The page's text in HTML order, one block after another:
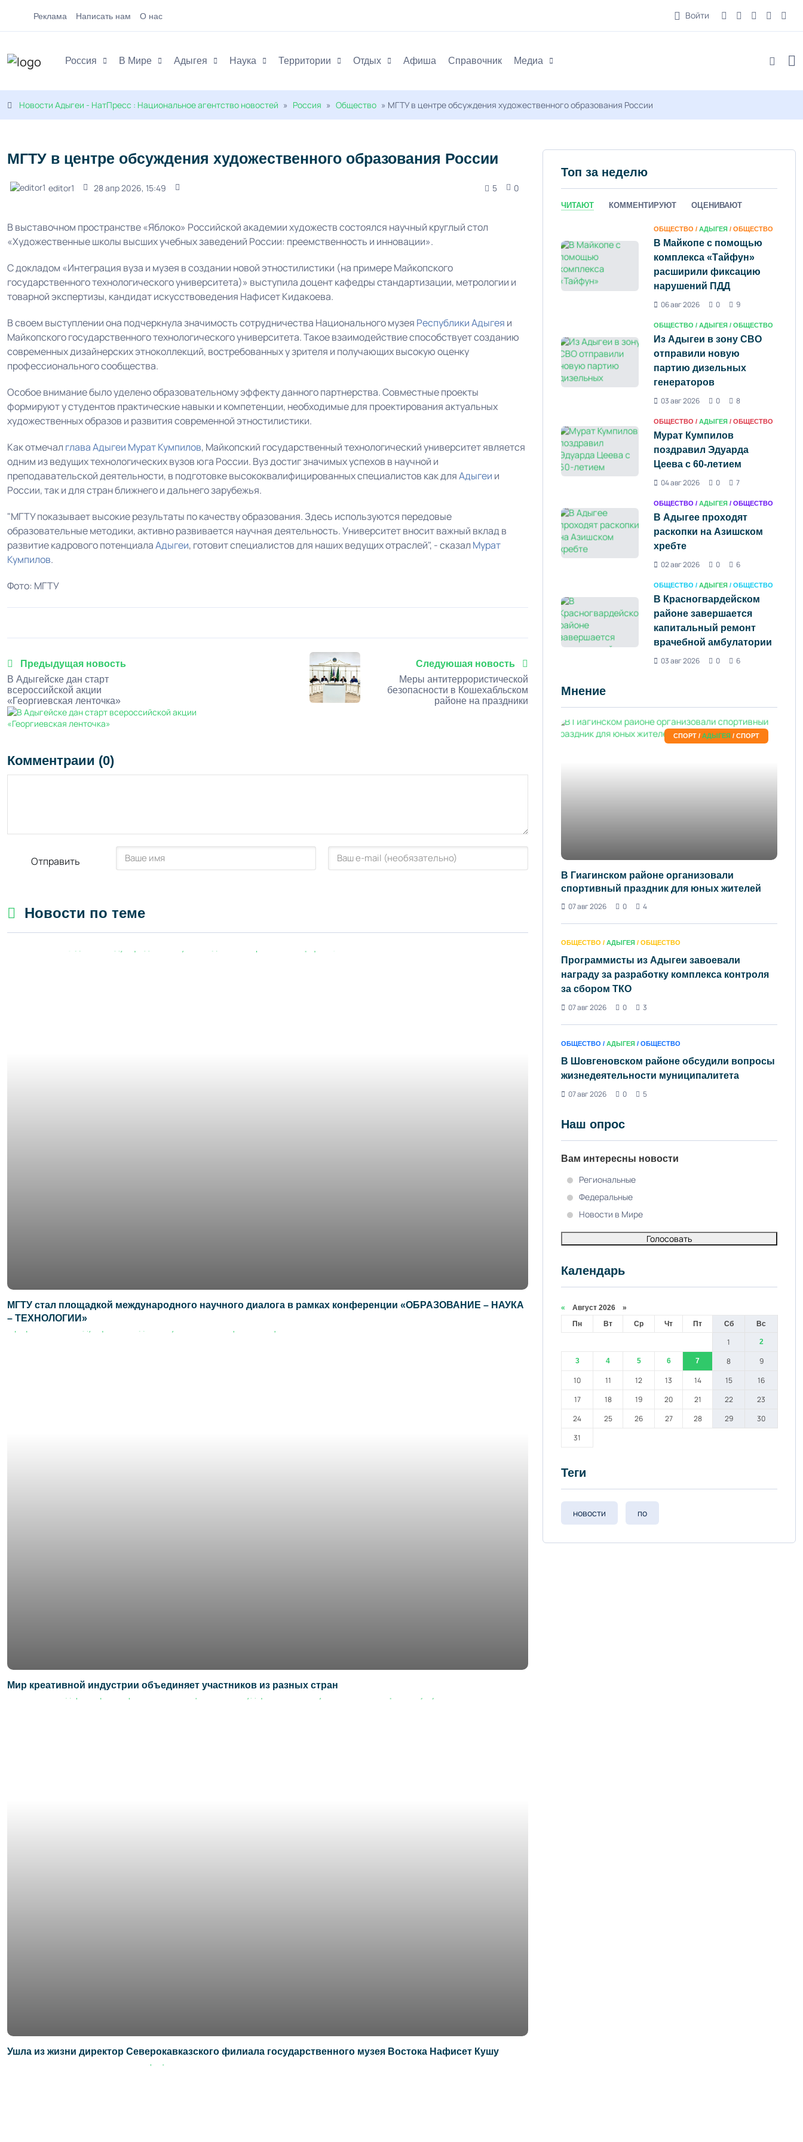
Реклама Написать нам О нас Войти
Россия В Мире Адыгея Наука Территории Отдых Афиша Справочник Медиа
Новости Адыгеи - НатПресс : Национальное агентство новостей » Россия » Общество » МГТУ в центре обсуждения художественного образования России
МГТУ в центре обсуждения художественного образования России
editor1 28 апр 2026, 15:49 5 0
В выставочном пространстве «Яблоко» Российской академии художеств состоялся научный круглый стол
«Художественные школы высших учебных заведений России: преемственность и инновации».
С докладом «Интеграция вуза и музея в создании новой этностилистики (на примере Майкопского
государственного технологического университета)» выступила доцент кафедры стандартизации, метрологии и
товарной экспертизы, кандидат искусствоведения Нафисет Кидакоева.
В своем выступлении она подчеркнула значимость сотрудничества Национального музея Республики Адыгея и
Майкопского государственного технологического университета. Такое взаимодействие способствует созданию
современных дизайнерских этноколлекций, востребованных у зрителя и получающих высокую оценку
профессионального сообщества.
Особое внимание было уделено образовательному эффекту данного партнерства. Совместные проекты
формируют у студентов практические навыки и компетенции, необходимые для проектирования актуальных
художественных образов и развития современной этностилистики.
Как отмечал глава Адыгеи Мурат Кумпилов, Майкопский государственный технологический университет является
одним из ведущих технологических вузов юга России. Вуз достиг значимых успехов в научной и
преподавательской деятельности, в подготовке высококвалифицированных специалистов как дляАдыгеи и
России, так и для стран ближнего и дальнего зарубежья.
"МГТУ показывает высокие результаты по качеству образования. Здесь используются передовые
образовательные методики, активно развивается научная деятельность. Университет вносит важный вклад в
развитие кадрового потенциалаАдыгеи, готовит специалистов для наших ведущих отраслей", - сказал Мурат
Кумпилов.
Фото: МГТУ
Предыдущая новость
В Адыгейске дан старт
всероссийской акции
«Георгиевская ленточка»
Следуюшая новость
Меры антитеррористической
безопасности в Кошехабльском
районе на праздники
Комментраии (0)
Отправить
Новости по теме
МГТУ стал площадкой международного научного диалога в рамках конференции «ОБРАЗОВАНИЕ – НАУКА
– ТЕХНОЛОГИИ»
Мир креативной индустрии объединяет участников из разных стран
Ушла из жизни директор Северокавказского филиала государственного музея Востока Нафисет Кушу
Топ за неделю
ЧИТАЮТ КОММЕНТИРУЮТ ОЦЕНИВАЮТ
ОБЩЕСТВО / АДЫГЕЯ / ОБЩЕСТВО
В Майкопе с помощью
комплекса «Тайфун»
расширили фиксацию
нарушений ПДД
06 авг 2026
0 9
ОБЩЕСТВО / АДЫГЕЯ / ОБЩЕСТВО
Из Адыгеи в зону СВО
отправили новую
партию дизельных
генераторов
03 авг 2026
0 8
ОБЩЕСТВО / АДЫГЕЯ / ОБЩЕСТВО
Мурат Кумпилов
поздравил Эдуарда
Цеева с 60-летием
04 авг 2026
0 7
ОБЩЕСТВО / АДЫГЕЯ / ОБЩЕСТВО
В Адыгее проходят
раскопки на Азишском
хребте
02 авг 2026
0 6
ОБЩЕСТВО / АДЫГЕЯ / ОБЩЕСТВО
В Красногвардейском
районе завершается
капитальный ремонт
врачебной амбулатории
03 авг 2026
0 6
Мнение
СПОРТ / АДЫГЕЯ / СПОРТ
В Гиагинском районе организовали
спортивный праздник для юных жителей
07 авг 2026
0 4
ОБЩЕСТВО / АДЫГЕЯ / ОБЩЕСТВО
Программисты из Адыгеи завоевали
награду за разработку комплекса контроля
за сбором ТКО
07 авг 2026
0 3
ОБЩЕСТВО / АДЫГЕЯ / ОБЩЕСТВО
В Шовгеновском районе обсудили вопросы
жизнедеятельности муниципалитета
07 авг 2026
0 5
Наш опрос
Вам интересны новости
Региональные
Федеральные
Новости в Мире
Голосовать
Календарь
« Август 2026 »
Пн
Вт Ср Чт Пт Сб Вс
1 2
3 4 5 6 7 8
9
10
11 12 13 14 15
16
17
18 19 20 21 22
23
24
25 26 27 28 29
30
31
Теги
новости по